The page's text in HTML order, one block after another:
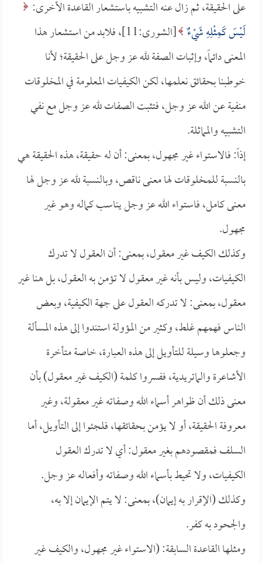
على الحقيقة، ثم زال عنه التشبيه باستشعار القاعدة الأخرى:
لَيْسَ كَمِثْلِهِ شَيْءٌ
[الشورى:11]، فلابد من استشعار هذا
المعنى دائماً، وإثبات الصفة لله عز وجل على الحقيقة؛ لأنا
خوطبنا بحقائق نعلمها، لكن الكيفيات المعلومة في المخلوقات
منفية عن الله عز وجل، فتثبت الصفات لله عز وجل مع نفي
التشبيه والمماثلة.
إذاً: فالاستواء غير مجهول، بمعنى: أن له حقيقة، هذه الحقيقة هي
بالنسبة للمخلوقات لها معنى ناقص، وبالنسبة لله عز وجل لها
معنى كامل، فاستواء الله عز وجل يناسب كماله وهو غير
مجهول.
وكذلك الكيف غير معقول، بمعنى: أن العقول لا تدرك
الكيفيات، وليس بأنه غير معقول لا تؤمن به العقول، بل هنا غير
معقول، بمعنى: لا تدركه العقول على جهة الكيفية، وبعض
الناس فهمهم غلط، وكثير من المؤولة استندوا إلى هذه المسألة
وجعلوها وسيلة للتأويل إلى هذه العبارة، خاصة متأخرة
الأشاعرة والماتريدية، ففسروا كلمة (الكيف غير معقول) بأن
معنى ذلك أن ظواهر أسماء الله وصفاته غير معقولة، وغير
معروفة الحقيقة، أو لا يؤمن بحقائقها، فلجئوا إلى التأويل، أما
السلف فمقصودهم بغير معقول: أي لا تدرك العقول
الكيفيات، ولا تحيط بأسماء الله وصفاته وأفعاله عز وجل.
وكذلك (الإقرار به إيمان)، بمعنى: لا يتم الإيمان إلا به،
والجحود به كفر.
ومثلها القاعدة السابقة: (الاستواء غير مجهول، والكيف غير